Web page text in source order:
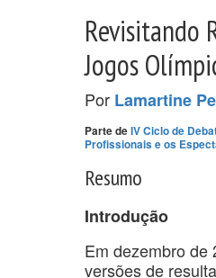
Revisitando
Jogos
Por Lamartine
Parte deIV Ciclo de
Profissionais e os
Resumo
Introdução
Em dezembro de
versões de